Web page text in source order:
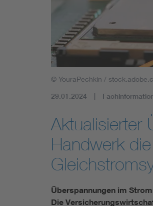
Industry
Living
Mobility
Smart Cities
© YouraPechkin /
29.01.2024
Aktualisierter
Handwerk
Überspannungen im
Die